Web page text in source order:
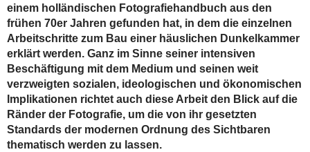
einem holländischen Fotografiehandbuch aus den
frühen 70er Jahren gefunden hat, in dem die einzelnen
Arbeitschritte zum Bau einer häuslichen Dunkelkammer
erklärt werden. Ganz im Sinne seiner intensiven
Beschäftigung mit dem Medium und seinen weit
verzweigten sozialen, ideologischen und ökonomischen
Implikationen richtet auch diese Arbeit den Blick auf die
Ränder der Fotografie, um die von ihr gesetzten
Standards der modernen Ordnung des Sichtbaren
thematisch werden zu lassen.